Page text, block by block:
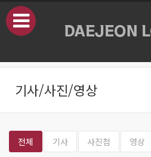
본문으로 바로가기
기사/사진/영상
전체 기사 사진첩 영상